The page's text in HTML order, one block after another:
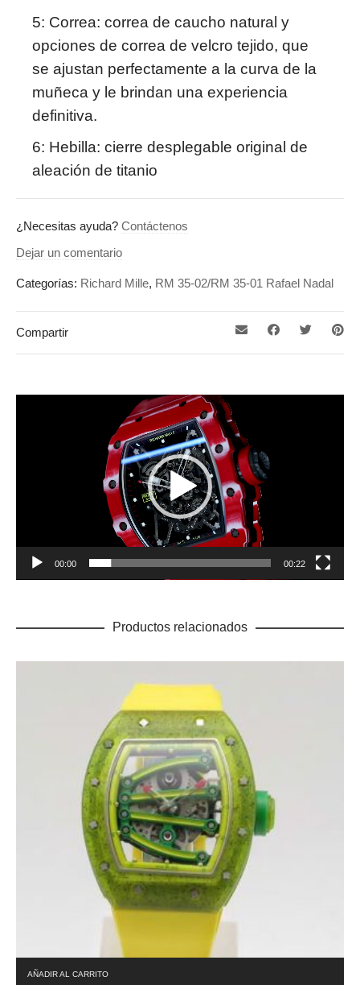
5: Correa: correa de caucho natural y
opciones de correa de velcro tejido, que
se ajustan perfectamente a la curva de la
muñeca y le brindan una experiencia
definitiva.
6: Hebilla: cierre desplegable original de
aleación de titanio
¿Necesitas ayuda? Contáctenos
Dejar un comentario
Categorías: Richard Mille, RM 35-02/RM 35-01 Rafael Nadal
Compartir
00:00 00:22
Productos relacionados
AÑADIR AL CARRITO